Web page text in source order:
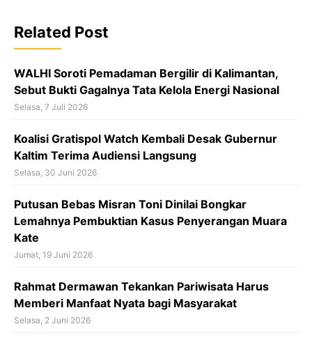
o
o
k
Related Post
WALHI Soroti Pemadaman Bergilir di Kalimantan,
Sebut Bukti Gagalnya Tata Kelola Energi Nasional
Selasa, 7 Juli 2026
Koalisi Gratispol Watch Kembali Desak Gubernur
Kaltim Terima Audiensi Langsung
Selasa, 30 Juni 2026
Putusan Bebas Misran Toni Dinilai Bongkar
Lemahnya Pembuktian Kasus Penyerangan Muara
Kate
Jumat, 19 Juni 2026
Rahmat Dermawan Tekankan Pariwisata Harus
Memberi Manfaat Nyata bagi Masyarakat
Selasa, 2 Juni 2026